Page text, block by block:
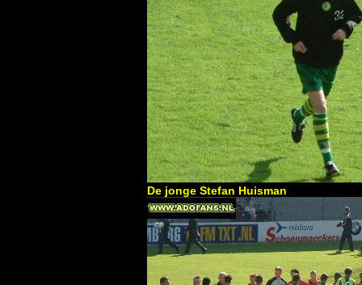
De jonge Stefan Huisman